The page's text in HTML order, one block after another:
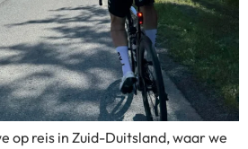
op reis in Zuid-Duitsland, waar we